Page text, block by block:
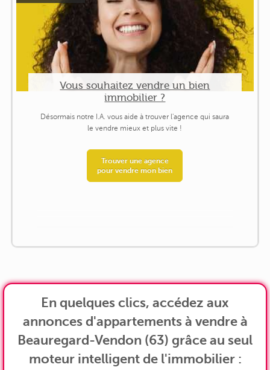
Vous souhaitez vendre un bien
immobilier ?
Désormais notre I.A. vous aide à trouver l'agence qui saura
le vendre mieux et plus vite !
Trouver une agence
pour vendre mon bien
En quelques clics, accédez aux
annonces d'appartements à vendre à
Beauregard-Vendon (63) grâce au seul
moteur intelligent de l'immobilier :